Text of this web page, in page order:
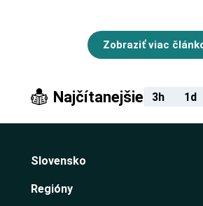
Zobraziť viac
Najčítanejšie 3h 1d
Slovensko
Regióny